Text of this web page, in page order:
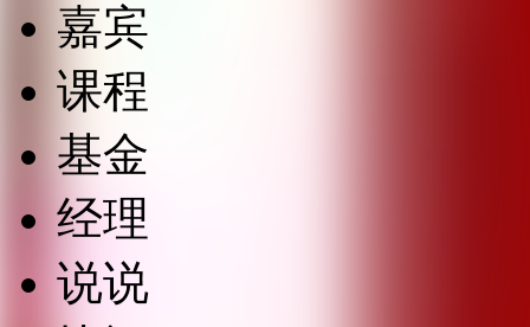
嘉宾
课程
基金
经理
说说